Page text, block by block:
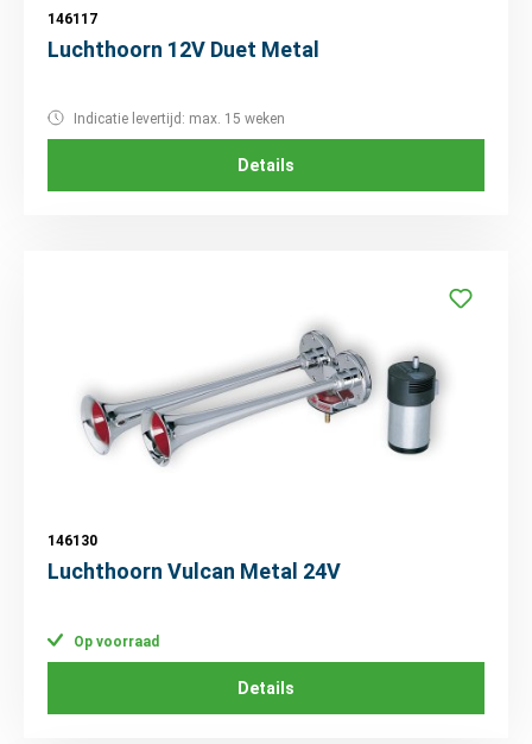
146117
Luchthoorn 12V Duet Metal
Indicatie levertijd: max. 15 weken
Details
146130
Luchthoorn Vulcan Metal 24V
Op voorraad
Details